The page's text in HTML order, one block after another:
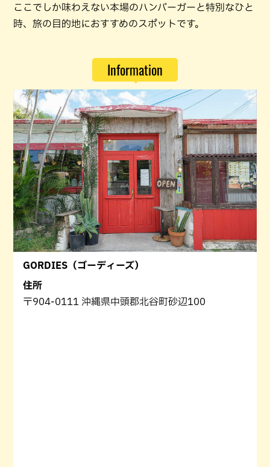
ここでしか味わえない本場のハンバーガーと特別なひと
時、旅の目的地におすすめのスポットです。
Information
GORDIES（ゴーディーズ）
住所
〒904-0111 沖縄県中頭郡北谷町砂辺100